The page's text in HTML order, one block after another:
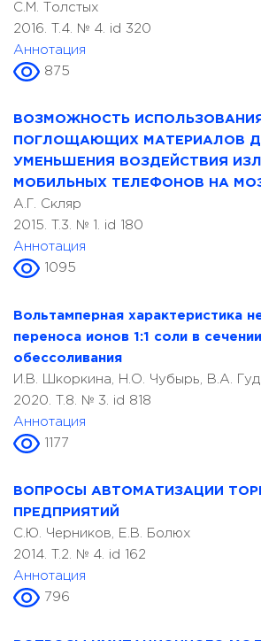
С.М. Толстых
2016. T.4. № 4. id 320
Аннотация
875
ВОЗМОЖНОСТЬ ИСПОЛЬЗОВАНИЯ
ПОГЛОЩАЮЩИХ МАТЕРИАЛОВ
УМЕНЬШЕНИЯ ВОЗДЕЙСТВИЯ
МОБИЛЬНЫХ ТЕЛЕФОНОВ НА
А.Г. Скляр
2015. T.3. № 1. id 180
Аннотация
1095
Вольтамперная характеристика
переноса ионов 1:1 соли в
обессоливания
И.В. Шкоркина, Н.О. Чубырь, В.А.
2020. T.8. № 3. id 818
Аннотация
1177
ВОПРОСЫ АВТОМАТИЗАЦИИ
ПРЕДПРИЯТИЙ
С.Ю. Черников, Е.В. Болюх
2014. T.2. № 4. id 162
Аннотация
796